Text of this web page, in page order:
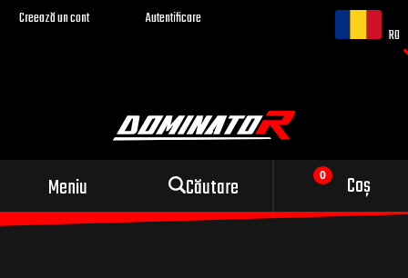
Creează un cont
Autentificare
RO
Meniu Căutare Coș
Evacuare sport pentru
motocicleta ta